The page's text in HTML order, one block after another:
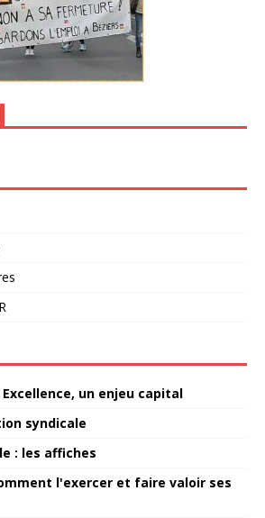
un enjeu capital
syndicale
: les affiches
l'exercer et faire valoir ses